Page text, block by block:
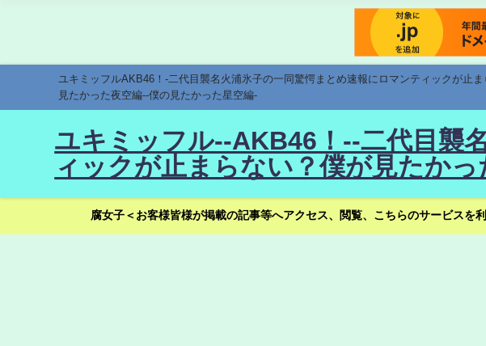
ユキミッフルAKB46！-二代目襲名火浦氷子の一同驚愕まとめ速報にロマンティックが止
見たかった夜空編--僕の見たかった星空編-
ユキミッフル--AKB46！--二代目襲
ィックが止まらない？僕が見たか
腐女子＜お客様皆様が掲載の記事等へアクセス、閲覧、こちらのサービスを